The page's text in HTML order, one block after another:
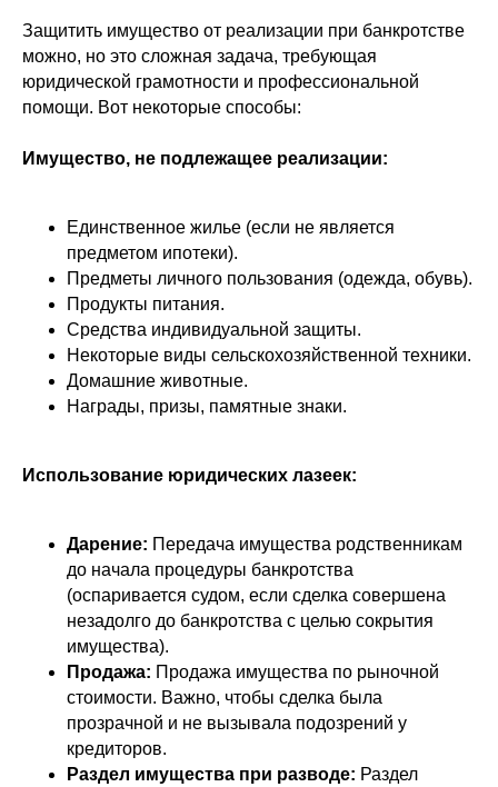
Защитить имущество от реализации при банкротстве
можно, но это сложная задача, требующая
юридической грамотности и профессиональной
помощи. Вот некоторые способы:
Имущество, не подлежащее реализации:
Единственное жилье (если не является
предметом ипотеки).
Предметы личного пользования (одежда, обувь).
Продукты питания.
Средства индивидуальной защиты.
Некоторые виды сельскохозяйственной техники.
Домашние животные.
Награды, призы, памятные знаки.
Использование юридических лазеек:
Дарение: Передача имущества родственникам
до начала процедуры банкротства
(оспаривается судом, если сделка совершена
незадолго до банкротства с целью сокрытия
имущества).
Продажа: Продажа имущества по рыночной
стоимости. Важно, чтобы сделка была
прозрачной и не вызывала подозрений у
кредиторов.
Раздел имущества при разводе: Раздел